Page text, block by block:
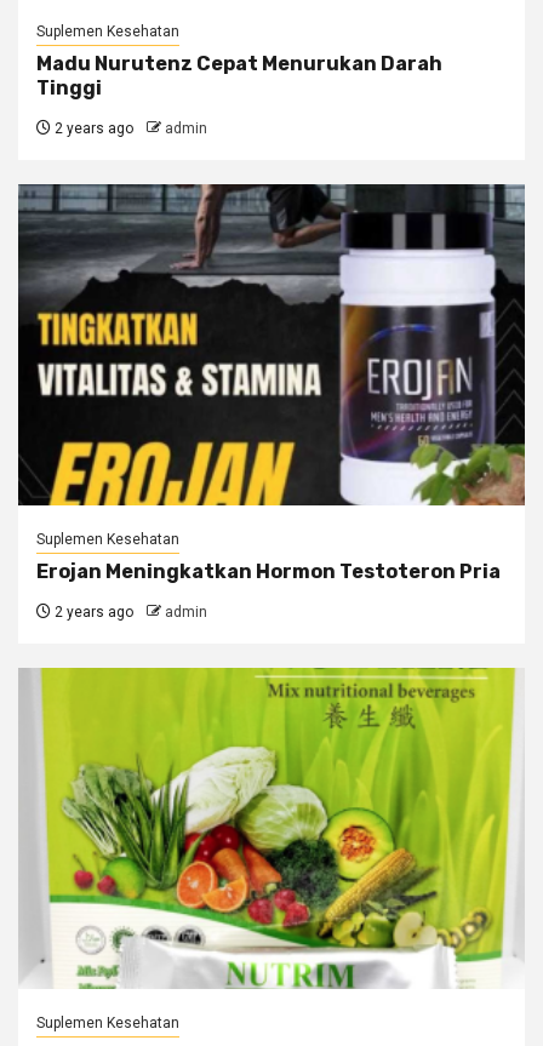
Suplemen Kesehatan
Madu Nurutenz Cepat Menurukan Darah
Tinggi
2 years ago admin
Suplemen Kesehatan
Erojan Meningkatkan Hormon Testoteron Pria
2 years ago admin
Suplemen Kesehatan